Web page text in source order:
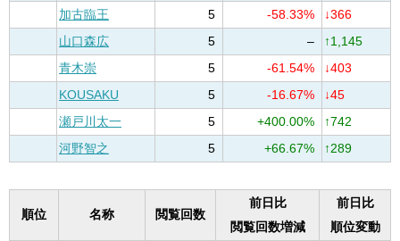
加古臨王
5 -58.33%
↓366
山口森広
5 –
↑1,145
青木崇
5 -61.54%
↓403
KOUSAKU
5 -16.67%
↓45
瀬戸川太一
5 +400.00%
↑742
河野智之
5 +66.67% ↑289
順位 名称 閲覧回数
前日比
閲覧回数増減
前日比
順位変動